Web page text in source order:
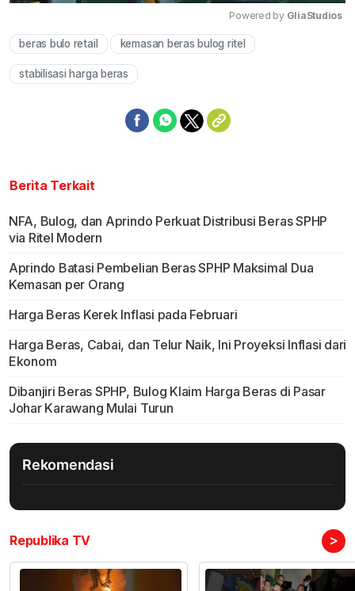
Powered by GliaStudios
beras bulo retail kemasan beras bulog ritel
stabilisasi harga beras
Berita Terkait
NFA, Bulog, dan Aprindo Perkuat Distribusi Beras SPHP
via Ritel Modern
Aprindo Batasi Pembelian Beras SPHP Maksimal Dua
Kemasan per Orang
Harga Beras Kerek Inflasi pada Februari
Harga Beras, Cabai, dan Telur Naik, Ini Proyeksi Inflasi dari
Ekonom
Dibanjiri Beras SPHP, Bulog Klaim Harga Beras di Pasar
Johar Karawang Mulai Turun
Rekomendasi
Republika TV >